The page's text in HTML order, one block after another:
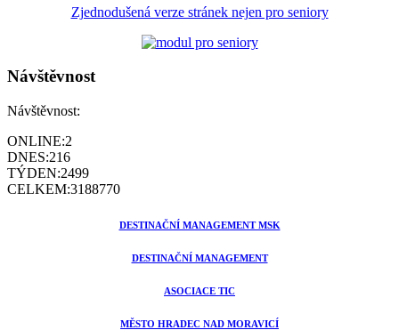
Zjednodušená verze stránek nejen pro seniory
Návštěvnost
Návštěvnost:
ONLINE:2
DNES:216
TÝDEN:2499
CELKEM:3188770
DESTINAČNÍ MANAGEMENT MSK
DESTINAČNÍ MANAGEMENT
ASOCIACE TIC
MĚSTO HRADEC NAD MORAVICÍ